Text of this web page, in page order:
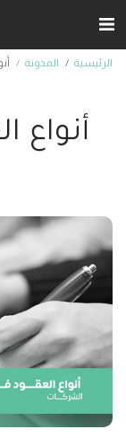
الرئيسية المدونة
أنواع